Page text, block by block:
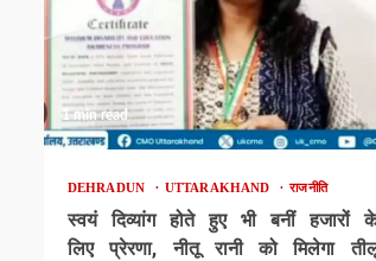
1 min read
DEHRADUN UTTARAKHAND राजनीति
स्वयं दिव्यांग होते हुए भी बनीं हजारों
लिए प्रेरणा, नीतू रानी को मिलेगा